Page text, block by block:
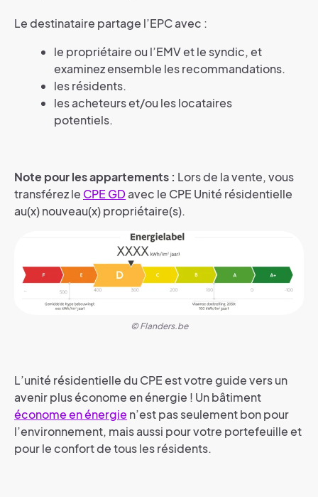
Le destinataire partage l’EPC avec :
le propriétaire ou l’EMV et le syndic, et
examinez ensemble les recommandations.
les résidents.
les acheteurs et/ou les locataires
potentiels.
Note pour les appartements : Lors de la vente, vous
transférez le CPE GDavec le CPE Unité résidentielle
au(x) nouveau(x) propriétaire(s).
© Flanders.be
L’unité résidentielle du CPE est votre guide vers un
avenir plus économe en énergie ! Un bâtiment
économe en énergie n’est pas seulement bon pour
l’environnement, mais aussi pour votre portefeuille et
pour le confort de tous les résidents.